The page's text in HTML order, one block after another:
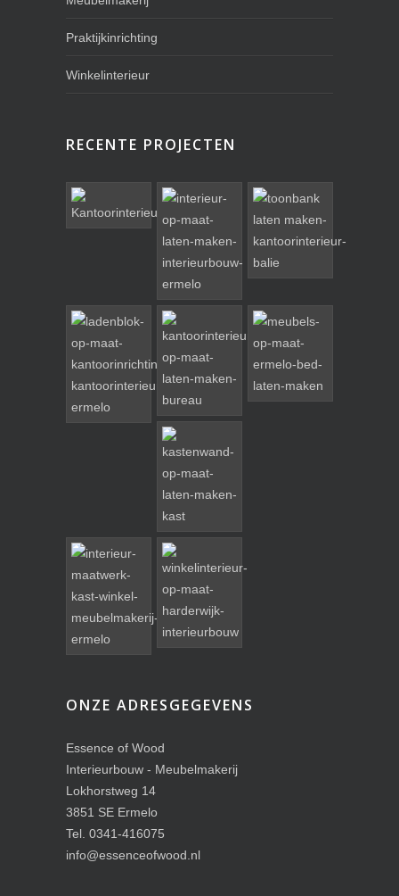
Praktijkinrichting
Winkelinterieur
RECENTE PROJECTEN
ONZE ADRESGEGEVENS
Essence of Wood
Interieurbouw - Meubelmakerij
Lokhorstweg 14
3851 SE Ermelo
Tel. 0341-416075
info@essenceofwood.nl